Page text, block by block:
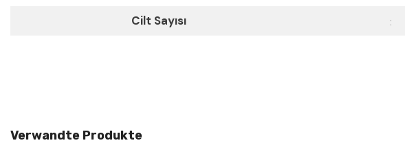
Cilt Sayısı :
Verwandte Produkte